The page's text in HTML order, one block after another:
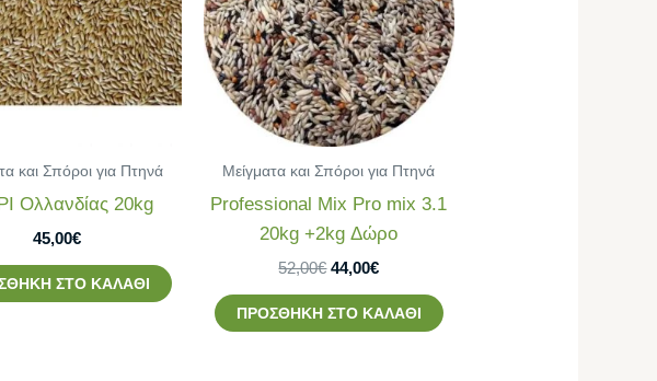
και Σπόροι για Πτηνά
Ολλανδίας 20kg
45,00€
ΣΤΟ ΚΑΛΆΘΙ
Μείγματα και Σπόροι για Πτηνά
Professional Mix Pro mix 3.1
20kg +2kg Δώρο
52,00€ 44,00€
ΠΡΟΣΘΉΚΗ ΣΤΟ ΚΑΛΆΘΙ